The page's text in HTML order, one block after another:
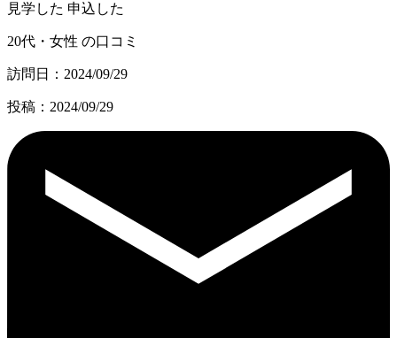
見学した 申込した
20代・女性 の口コミ
訪問日：2024/09/29
投稿：2024/09/29